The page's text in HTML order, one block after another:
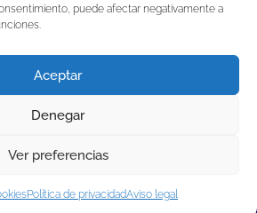
puede afectar negativamente a
Aceptar
Denegar
Ver preferencias
Política de privacidadAviso legal
en Fisioterapia Global®
Guillermo Aladrén S.L.P®
· Política de cookies